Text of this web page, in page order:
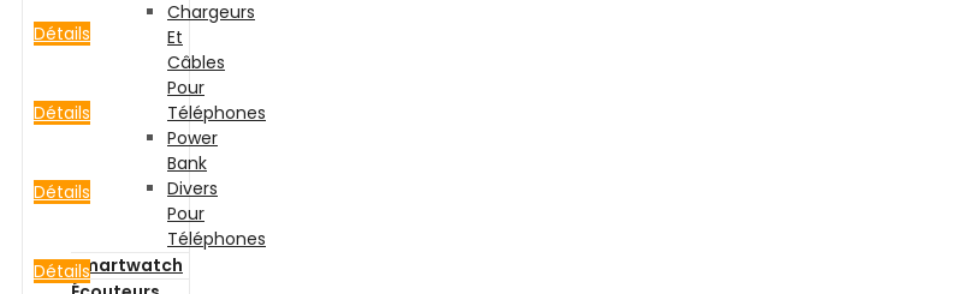
Chargeurs
Et
Câbles
Pour
Téléphones
Power
Bank
Divers
Pour
Téléphones
Smartwatch
Détails
Détails
Détails
Détails